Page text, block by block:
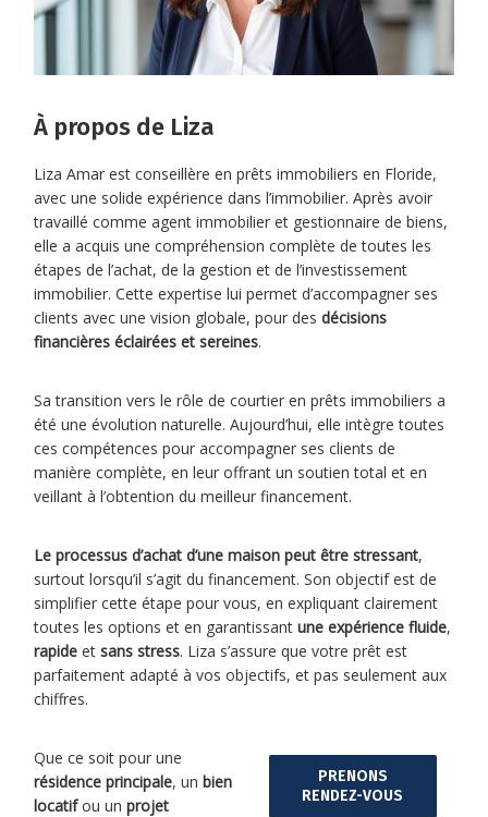
À propos de Liza
Liza Amar est conseillère en prêts immobiliers en Floride,
avec une solide expérience dans l’immobilier. Après avoir
travaillé comme agent immobilier et gestionnaire de biens,
elle a acquis une compréhension complète de toutes les
étapes de l’achat, de la gestion et de l’investissement
immobilier. Cette expertise lui permet d’accompagner ses
clients avec une vision globale, pour desdécisions
financières éclairées et sereines.
Sa transition vers le rôle de courtier en prêts immobiliers a
été une évolution naturelle. Aujourd’hui, elle intègre toutes
ces compétences pour accompagner ses clients de
manière complète, en leur offrant un soutien total et en
veillant à l’obtention du meilleur financement.
Le processus d’achat d’une maison peut être stressant,
surtout lorsqu’il s’agit du financement. Son objectif est de
simplifier cette étape pour vous, en expliquant clairement
toutes les options et en garantissantune expérience fluide,
rapide etsans stress. Liza s’assure que votre prêt est
parfaitement adapté à vos objectifs, et pas seulement aux
chiffres.
PRENONS
RENDEZ-VOUS
Que ce soit pour une
résidence principale, unbien
locatifou unprojet